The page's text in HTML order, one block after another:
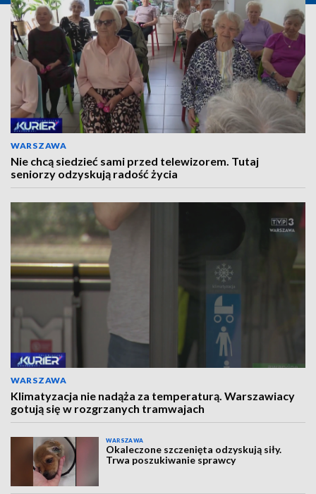
WARSZAWA
Nie chcą siedzieć sami przed telewizorem. Tutaj
seniorzy odzyskują radość życia
WARSZAWA
Klimatyzacja nie nadąża za temperaturą. Warszawiacy
gotują się w rozgrzanych tramwajach
WARSZAWA
Okaleczone szczenięta odzyskują siły.
Trwa poszukiwanie sprawcy